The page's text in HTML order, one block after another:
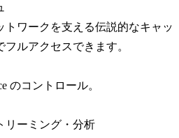
トワークを支える伝説的なキャッ
ルアクセスできます。
のコントロール。
リーミング・分析